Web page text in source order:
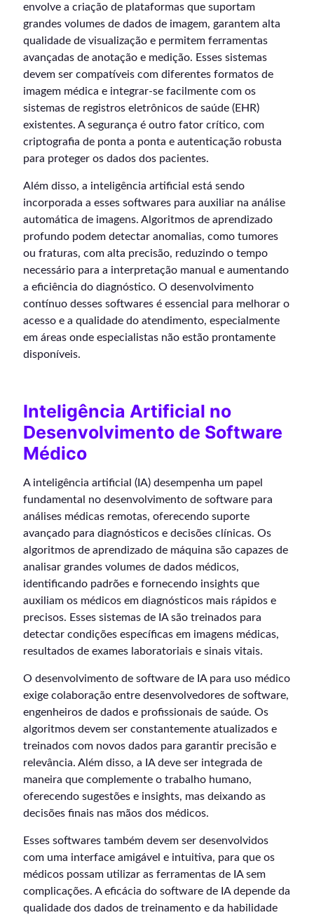
envolve a criação de plataformas que suportam
grandes volumes de dados de imagem, garantem alta
qualidade de visualização e permitem ferramentas
avançadas de anotação e medição. Esses sistemas
devem ser compatíveis com diferentes formatos de
imagem médica e integrar-se facilmente com os
sistemas de registros eletrônicos de saúde (EHR)
existentes. A segurança é outro fator crítico, com
criptografia de ponta a ponta e autenticação robusta
para proteger os dados dos pacientes.
Além disso, a inteligência artificial está sendo
incorporada a esses softwares para auxiliar na análise
automática de imagens. Algoritmos de aprendizado
profundo podem detectar anomalias, como tumores
ou fraturas, com alta precisão, reduzindo o tempo
necessário para a interpretação manual e aumentando
a eficiência do diagnóstico. O desenvolvimento
contínuo desses softwares é essencial para melhorar o
acesso e a qualidade do atendimento, especialmente
em áreas onde especialistas não estão prontamente
disponíveis.
Inteligência Artificial no
Desenvolvimento de Software
Médico
A inteligência artificial (IA) desempenha um papel
fundamental no desenvolvimento de software para
análises médicas remotas, oferecendo suporte
avançado para diagnósticos e decisões clínicas. Os
algoritmos de aprendizado de máquina são capazes de
analisar grandes volumes de dados médicos,
identificando padrões e fornecendo insights que
auxiliam os médicos em diagnósticos mais rápidos e
precisos. Esses sistemas de IA são treinados para
detectar condições específicas em imagens médicas,
resultados de exames laboratoriais e sinais vitais.
O desenvolvimento de software de IA para uso médico
exige colaboração entre desenvolvedores de software,
engenheiros de dados e profissionais de saúde. Os
algoritmos devem ser constantemente atualizados e
treinados com novos dados para garantir precisão e
relevância. Além disso, a IA deve ser integrada de
maneira que complemente o trabalho humano,
oferecendo sugestões e insights, mas deixando as
decisões finais nas mãos dos médicos.
Esses softwares também devem ser desenvolvidos
com uma interface amigável e intuitiva, para que os
médicos possam utilizar as ferramentas de IA sem
complicações. A eficácia do software de IA depende da
qualidade dos dados de treinamento e da habilidade